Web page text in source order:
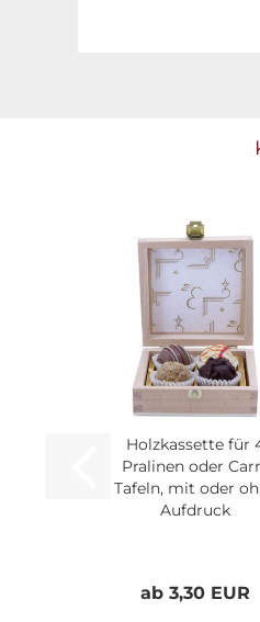
Holzkassette für
Pralinen oder
Tafeln, mit oder
Aufdruck
ab 3,30 EUR